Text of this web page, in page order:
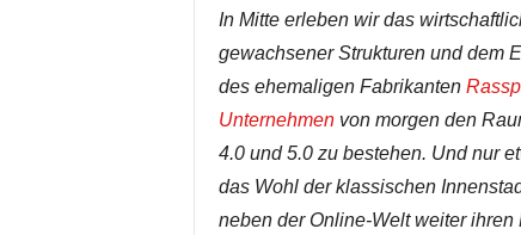
In Mitte erleben wir das
gewachsener Strukturen und dem
des ehemaligen Fabrikanten
Unternehmenvon morgen den
4.0 und 5.0 zu bestehen. Und nur
das Wohl der klassischen
neben der Online-Welt weiter